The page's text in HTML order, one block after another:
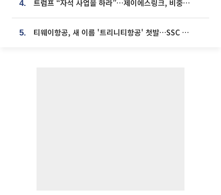
4. 트럼프 “자석 사업을 하라”…제이에스링크, 비중국 영구자석 공급망 구축 속도
5. 티웨이항공, 새 이름 '트리니티항공' 첫발…SSC 전략 본격화